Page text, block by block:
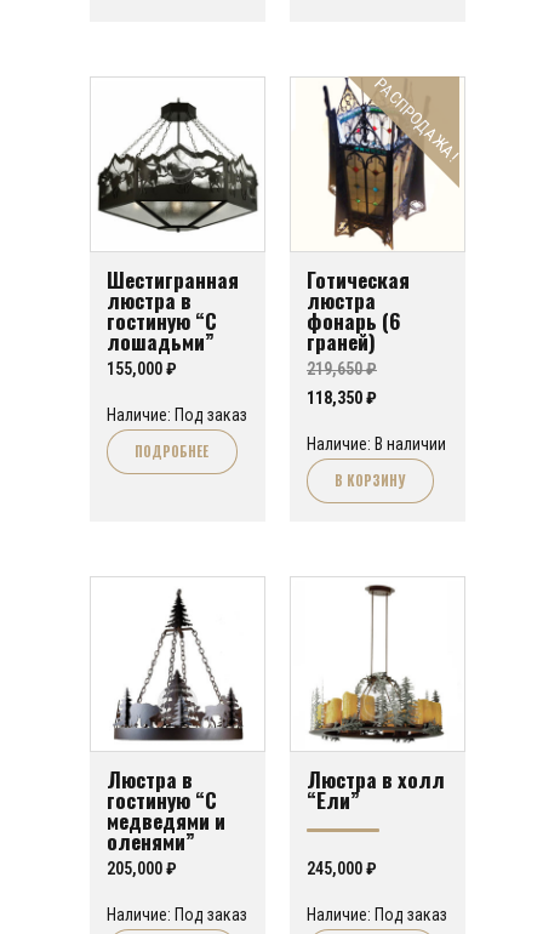
Шестигранная
люстра в
гостиную “С
лошадьми”
155,000₽
Наличие: Под заказ
ПОДРОБНЕЕ
РАСПРОДАЖА!
Готическая
люстра
фонарь (6
граней)
219,650₽
Первоначальная
составляла
219,650 ₽.
118,350₽Текущая
118,350 ₽.
Наличие: В наличии
В КОРЗИНУ
Люстра в
гостиную “С
медведями и
оленями”
205,000₽
Наличие: Под заказ
Люстра в холл
“Ели”
245,000₽
Наличие: Под заказ